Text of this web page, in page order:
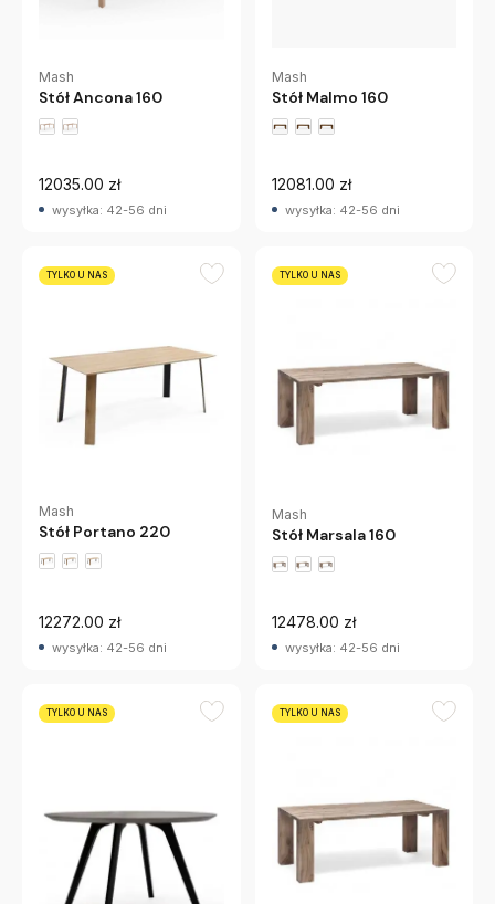
Mash
Stół Ancona 160
12035.00 zł
wysyłka: 42-56 dni
Mash
Stół Malmo 160
12081.00 zł
wysyłka: 42-56 dni
TYLKO U NAS
Mash
Stół Portano 220
12272.00 zł
wysyłka: 42-56 dni
TYLKO U NAS
Mash
Stół Marsala 160
12478.00 zł
wysyłka: 42-56 dni
TYLKO U NAS TYLKO U NAS